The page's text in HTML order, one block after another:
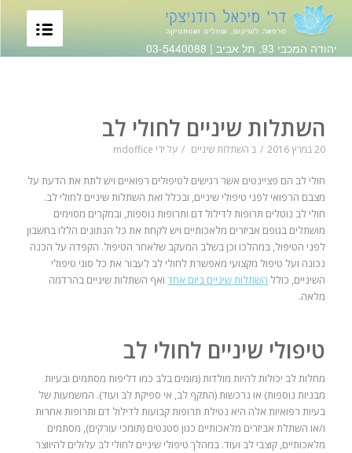
יהודה המכבי 93, תל אביב | 03-5440088
השתלות שיניים לחולי לב
20 במרץ 2016 / ב השתלות שיניים / על ידי mdoffice
חולי לב הם פציינטים אשר רגישים לטיפולים רפואיים ויש לתת את הדעת על
מצבם הרפואי לפני טיפולי שיניים, ובכלל זאת השתלות שיניים לחולי לב.
חולי לב נוטלים תרופות לדילול דם ותרופות נוספות, ובמקרים מסוימים
מושתלים בגופם אביזרים מלאכותיים ויש לקחת את כל הנתונים הללו בחשבון
לפני הטיפול, במהלכו וכן בשלב המעקב שלאחר הטיפול. הקפדה על הכנה
נכונה ועל טיפול מקצועי מאפשרת לחולי לב לעבור את כל סוגי טיפולי
השיניים, כולל השתלות שיניים ביום אחדואף השתלות שיניים בהרדמה
מלאה.
טיפולי שיניים לחולי לב
מחלות לב יכולות להיות מולדות (מומים בלב כמו דליפות מסתמים ובעיות
מבניות נוספות) או נרכשות (התקף לב, אי ספיקת לב ועוד). המשמעות של
בעיות רפואיות אלה היא נטילת תרופות קבועות לדילול דם ותרופות אחרות
ו/או השתלת אביזרים מלאכותיים כגון סטנטים (תומכי עורקים), מסתמים
מלאכותיים, קוצבי לב ועוד. במהלך טיפולי שיניים לחולי לב עלולים להיווצר